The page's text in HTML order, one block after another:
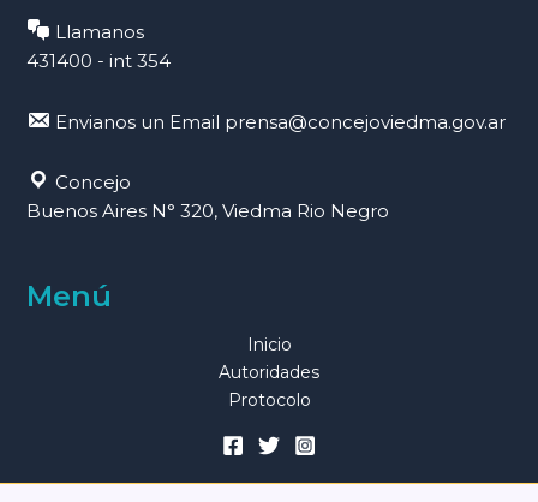
Llamanos
431400 - int 354
Envianos un Email prensa@concejoviedma.gov.ar
Concejo
Buenos Aires N° 320, Viedma Rio Negro
Menú
Inicio
Autoridades
Protocolo